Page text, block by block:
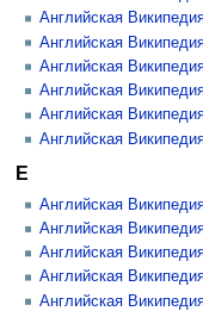
Английская
Английская
Английская
Английская
Английская
Английская
E
Английская
Английская
Английская
Английская
Английская